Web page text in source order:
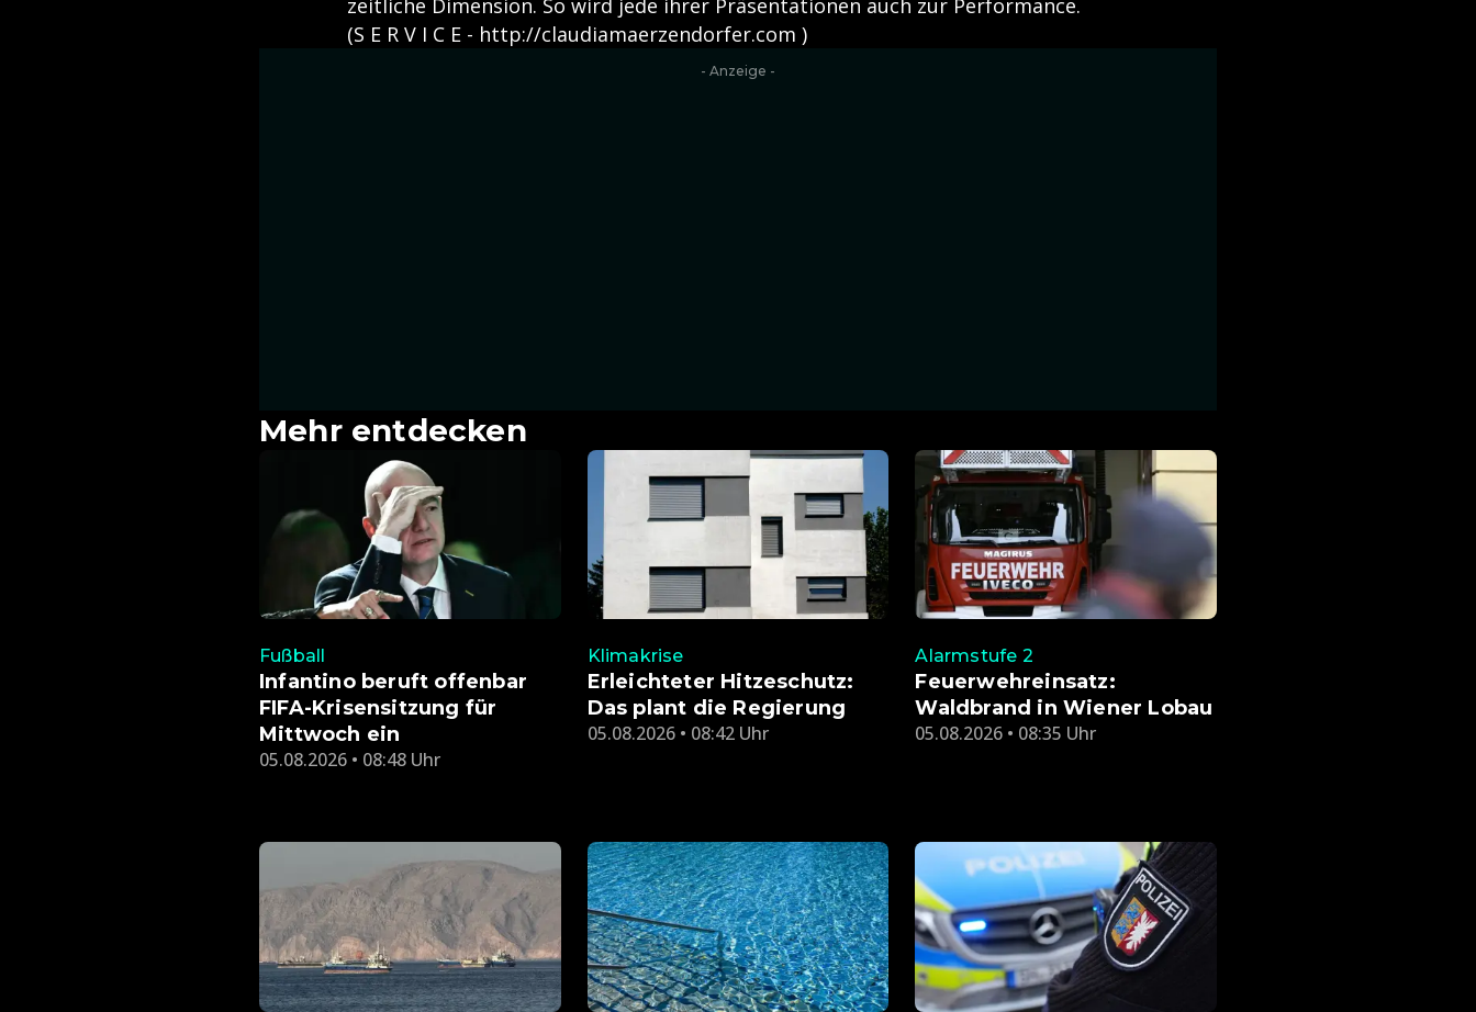
(S E R V I C E - http://claudiamaerzendorfer.com )
- Anzeige -
Mehr entdecken
Fußball
Infantino beruft offenbar
FIFA-Krisensitzung für
Mittwoch ein
05.08.2026 • 08:48 Uhr
Klimakrise
Erleichteter Hitzeschutz:
Das plant die Regierung
05.08.2026 • 08:42 Uhr
Alarmstufe 2
Feuerwehreinsatz:
Waldbrand in Wiener Lobau
05.08.2026 • 08:35 Uhr